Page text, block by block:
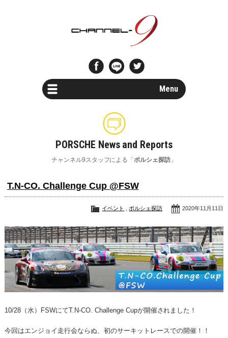
Menu
ポルシェスペシャルショップ一覧
Maintenance
整備・メンテナンス工場
Report
ポルシェ探訪
PORSCHE News and Reports
チャンネル9スタッフによる「ポルシェ探訪 」
T.N-CO. Challenge Cup @FSW
2020年11月11日
イベント ポルシェ探訪
10/28（水）FSWにてT.N-CO. Challenge Cupが開催されました！
今回はエンジョイ走行会ならぬ、初のサーキットレースでの開催！！